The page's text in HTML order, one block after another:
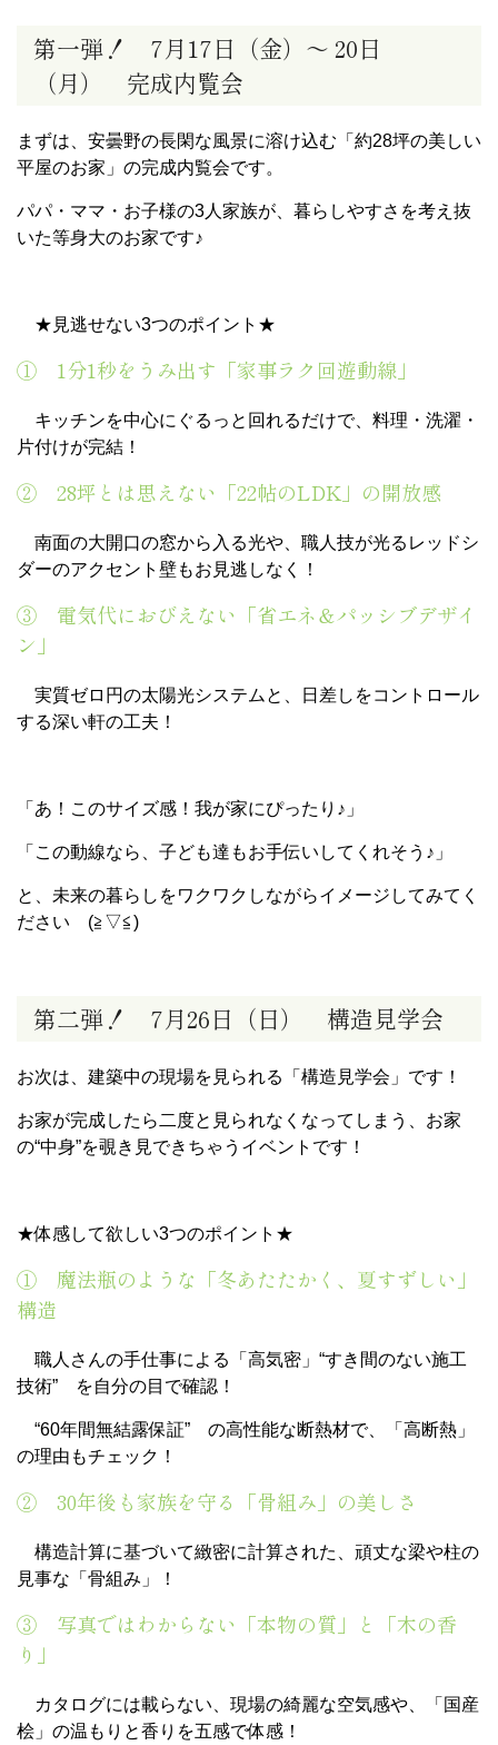
第一弾！ 7月17日（金）～ 20日
（月） 完成内覧会
まずは、安曇野の長閑な風景に溶け込む「約28坪の美しい
平屋のお家」の完成内覧会です。
パパ・ママ・お子様の3人家族が、暮らしやすさを考え抜
いた等身大のお家です♪
★見逃せない3つのポイント★
① 1分1秒をうみ出す「家事ラク回遊動線」
キッチンを中心にぐるっと回れるだけで、料理・洗濯・
片付けが完結！
② 28坪とは思えない「22帖のLDK」の開放感
南面の大開口の窓から入る光や、職人技が光るレッドシ
ダーのアクセント壁もお見逃しなく！
③ 電気代におびえない「省エネ＆パッシブデザイ
ン」
実質ゼロ円の太陽光システムと、日差しをコントロール
する深い軒の工夫！
「あ！このサイズ感！我が家にぴったり♪」
「この動線なら、子ども達もお手伝いしてくれそう♪」
と、未来の暮らしをワクワクしながらイメージしてみてく
ださい (≧▽≦)
第二弾！ 7月26日（日） 構造見学会
お次は、建築中の現場を見られる「構造見学会」です！
お家が完成したら二度と見られなくなってしまう、お家
の“中身”を覗き見できちゃうイベントです！
★体感して欲しい3つのポイント★
① 魔法瓶のような「冬あたたかく、夏すずしい」
構造
職人さんの手仕事による「高気密」“すき間のない施工
技術” を自分の目で確認！
“60年間無結露保証” の高性能な断熱材で、「高断熱」
の理由もチェック！
② 30年後も家族を守る「骨組み」の美しさ
構造計算に基づいて緻密に計算された、頑丈な梁や柱の
見事な「骨組み」！
③ 写真ではわからない「本物の質」と「木の香
り」
カタログには載らない、現場の綺麗な空気感や、「国産
桧」の温もりと香りを五感で体感！